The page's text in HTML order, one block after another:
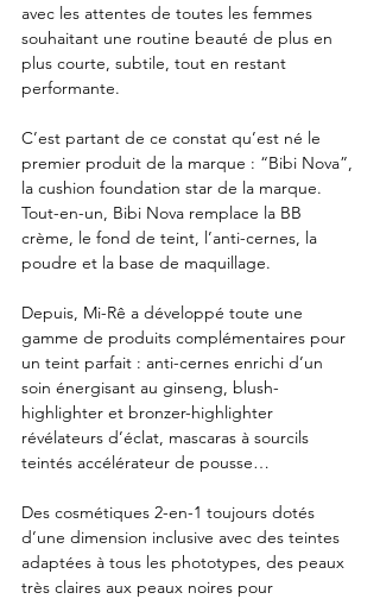
avec les attentes de toutes les femmes
souhaitant une routine beauté de plus en
plus courte, subtile, tout en restant
performante.
C’est partant de ce constat qu’est né le
premier produit de la marque : “Bibi Nova”,
la cushion foundation star de la marque.
Tout-en-un, Bibi Nova remplace la BB
crème, le fond de teint, l’anti-cernes, la
poudre et la base de maquillage.
Depuis, Mi-Rê a développé toute une
gamme de produits complémentaires pour
un teint parfait : anti-cernes enrichi d’un
soin énergisant au ginseng, blush-
highlighter et bronzer-highlighter
révélateurs d’éclat, mascaras à sourcils
teintés accélérateur de pousse…
Des cosmétiques 2-en-1 toujours dotés
d’une dimension inclusive avec des teintes
adaptées à tous les phototypes, des peaux
très claires aux peaux noires pour